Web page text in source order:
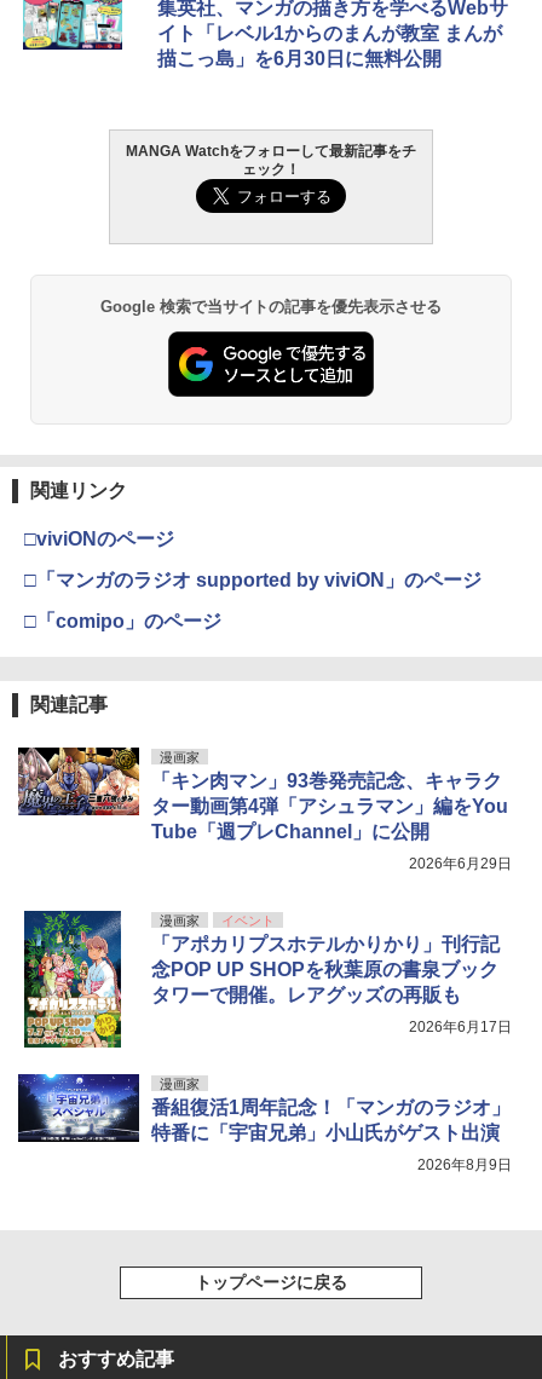
￥3,960
日向坂46 藤嶌果歩 1st写真集 果実の歩
幅
髙野真央1st写真集 まおのこと、
￥3,630
4
集英社、マンガの描き方を学べるWebサ
イト「レベル1からのまんが教室 まんが
描こっ島」を6月30日に無料公開
MANGA Watchをフォローして最新記事をチ
ェック！
Google 検索で当サイトの記事を優先表示させる
関連リンク
□viviONのページ
□「マンガのラジオ supported by viviON」のページ
□「comipo」のページ
関連記事
漫画家
「キン肉マン」93巻発売記念、キャラク
ター動画第4弾「アシュラマン」編をYou
Tube「週プレChannel」に公開
2026年6月29日
漫画家 イベント
「アポカリプスホテルかりかり」刊行記
念POP UP SHOPを秋葉原の書泉ブック
タワーで開催。レアグッズの再販も
2026年6月17日
漫画家
番組復活1周年記念！「マンガのラジオ」
特番に「宇宙兄弟」小山氏がゲスト出演
2026年8月9日
トップページに戻る
おすすめ記事